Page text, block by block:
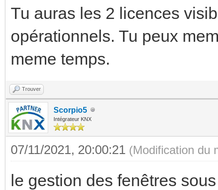
Tu auras les 2 licences
opérationnels. Tu peux
meme temps.
Trouver
Scorpio5
Intégrateur KNX
07/11/2021, 20:00:21 (Modification du
le gestion des fenêtres